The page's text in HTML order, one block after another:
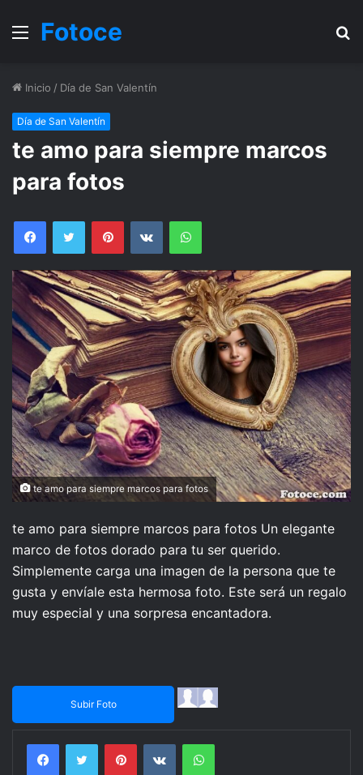
Menu
Fotoce
Inicio / Día de San Valentín
Día de San Valentín
te amo para siempre marcos
para fotos
FacebookTwitter PinterestVKontakteWhatsApp
te amo para siempre marcos para fotos
te amo para siempre marcos para fotos Un elegante
marco de fotos dorado para tu ser querido.
Simplemente carga una imagen de la persona que te
gusta y envíale esta hermosa foto. Este será un regalo
muy especial y una sorpresa encantadora.
Subir Foto
FacebookTwitterPinterestVKontakteWhatsApp